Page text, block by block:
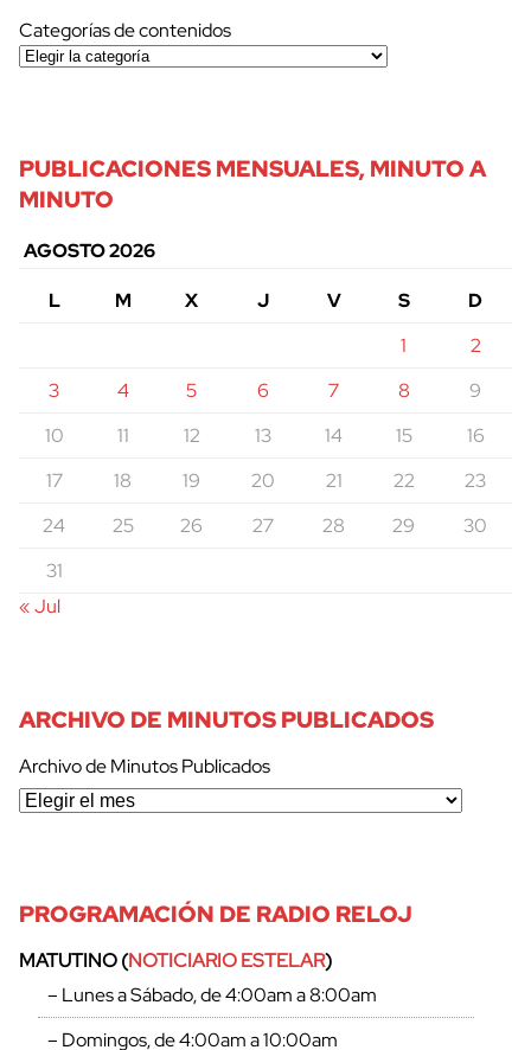
Categorías de contenidos
PUBLICACIONES MENSUALES, MINUTO A
MINUTO
AGOSTO 2026
L
M X J V S
D
1
2
3
4 5 6 7 8
9
10
11 12 13 14 15
16
17
18 19 20 21 22
23
24
25 26 27 28 29
30
31
« Jul
ARCHIVO DE MINUTOS PUBLICADOS
Archivo de Minutos Publicados
PROGRAMACIÓN DE RADIO RELOJ
MATUTINO (NOTICIARIO ESTELAR)
– Lunes a Sábado, de 4:00am a 8:00am
– Domingos, de 4:00am a 10:00am